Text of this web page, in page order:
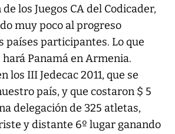
los Juegos CA del Codicader,
muy poco al progreso
países participantes. Lo que
Panamá en Armenia.
los III Jedecac 2011, que se
país, y que costaron $ 5
delegación de 325 atletas,
y distante 6º lugar ganando